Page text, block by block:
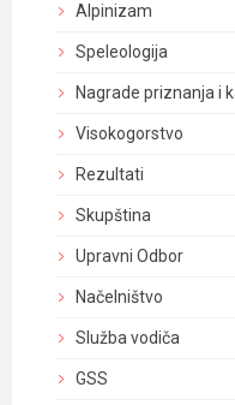
Alpinizam
Speleologija
Nagrade priznanja i
Visokogorstvo
Rezultati
Skupština
Upravni Odbor
Načelništvo
Služba vodiča
GSS